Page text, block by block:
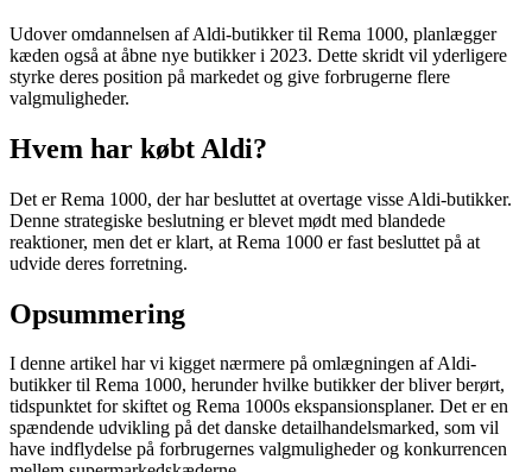
Udover omdannelsen af Aldi-butikker til Rema 1000, planlægger
kæden også at åbne nye butikker i 2023. Dette skridt vil yderligere
styrke deres position på markedet og give forbrugerne flere
valgmuligheder.
Hvem har købt Aldi?
Det er Rema 1000, der har besluttet at overtage visse Aldi-butikker.
Denne strategiske beslutning er blevet mødt med blandede
reaktioner, men det er klart, at Rema 1000 er fast besluttet på at
udvide deres forretning.
Opsummering
I denne artikel har vi kigget nærmere på omlægningen af Aldi-
butikker til Rema 1000, herunder hvilke butikker der bliver berørt,
tidspunktet for skiftet og Rema 1000s ekspansionsplaner. Det er en
spændende udvikling på det danske detailhandelsmarked, som vil
have indflydelse på forbrugernes valgmuligheder og konkurrencen